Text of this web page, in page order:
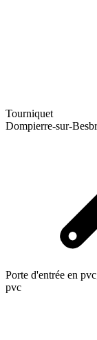
Tourniquet
Dompierre-sur-
Porte d'entrée en
pvc